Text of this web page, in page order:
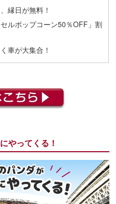
縁日が無料！
ルポップコーン50％OFF」割
車が大集合！
やってくる！